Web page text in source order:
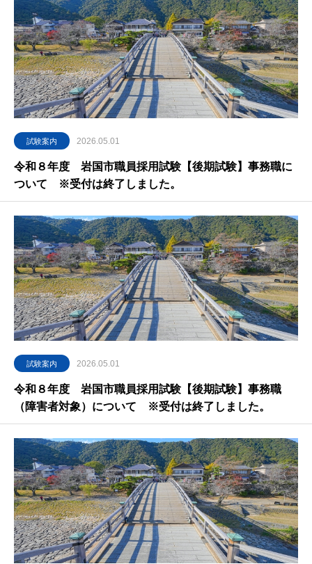
試験案内 2026.05.01
令和８年度 岩国市職員採用試験【後期試験】事務職に
ついて ※受付は終了しました。
試験案内 2026.05.01
令和８年度 岩国市職員採用試験【後期試験】事務職
（障害者対象）について ※受付は終了しました。